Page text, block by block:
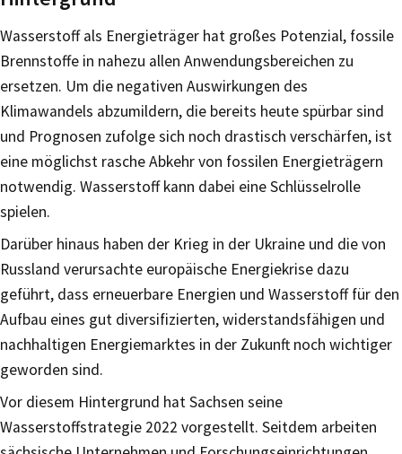
Wasserstoff als Energieträger hat großes Potenzial, fossile
Brennstoffe in nahezu allen Anwendungsbereichen zu
ersetzen. Um die negativen Auswirkungen des
Klimawandels abzumildern, die bereits heute spürbar sind
und Prognosen zufolge sich noch drastisch verschärfen, ist
eine möglichst rasche Abkehr von fossilen Energieträgern
notwendig. Wasserstoff kann dabei eine Schlüsselrolle
spielen.
Darüber hinaus haben der Krieg in der Ukraine und die von
Russland verursachte europäische Energiekrise dazu
geführt, dass erneuerbare Energien und Wasserstoff für den
Aufbau eines gut diversifizierten, widerstandsfähigen und
nachhaltigen Energiemarktes in der Zukunft noch wichtiger
geworden sind.
Vor diesem Hintergrund hat Sachsen seine
Wasserstoffstrategie 2022 vorgestellt. Seitdem arbeiten